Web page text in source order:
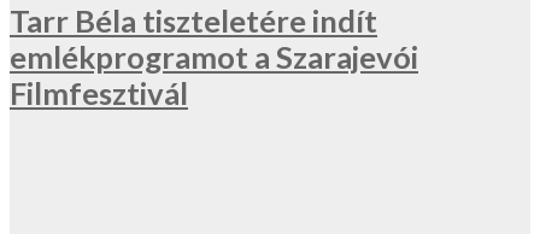
Tarr Béla tiszteletére indít
emlékprogramot a Szarajevói
Filmfesztivál